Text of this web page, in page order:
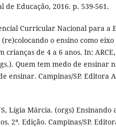
Educação, 2016. p. 539-561.
Curricular Nacional para a
o ensino como
crianças de 4 a 6 anos. In:
Quem tem medo de ensinar
ensinar. Campinas/SP. Editora
Lígia Márcia. (orgs) Ensinando
2ª. Edição. Campinas/SP.